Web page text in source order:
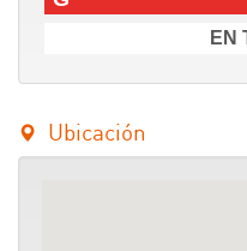
EN
Ubicación